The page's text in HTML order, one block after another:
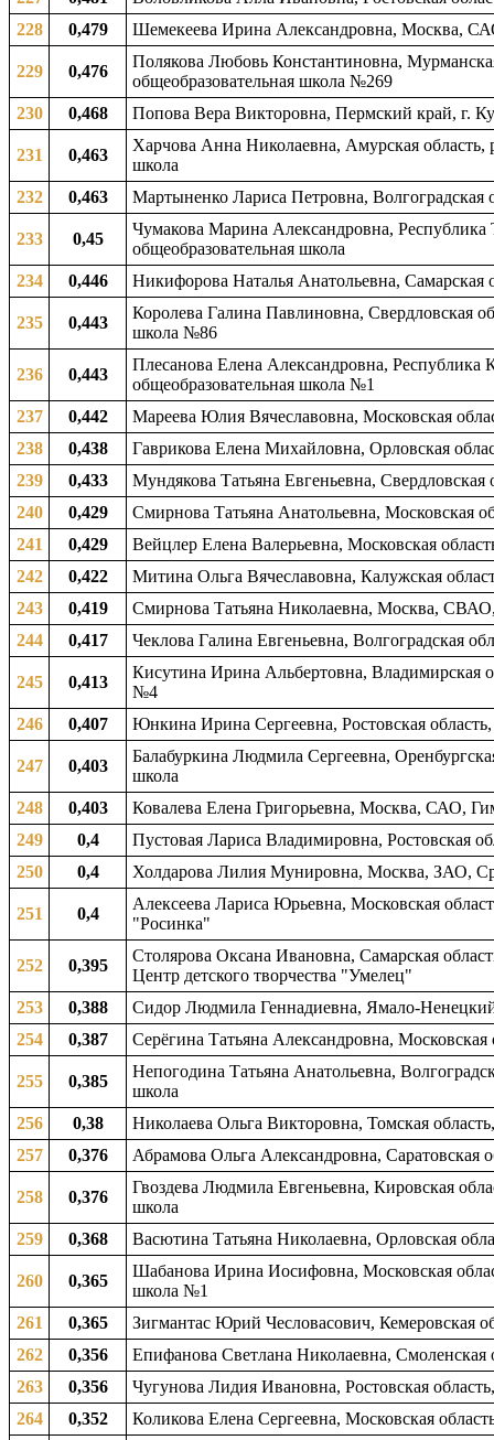
228
0,479 Шемекеева Ирина Александровна, Москва,
229 0,476
Полякова Любовь Константиновна,
общеобразовательная школа №269
230
0,468 Попова Вера Викторовна, Пермский край, г.
231 0,463
Харчова Анна Николаевна, Амурская область,
школа
232
0,463 Мартыненко Лариса Петровна, Волгоградская
233 0,45
Чумакова Марина Александровна,
общеобразовательная школа
234
0,446 Никифорова Наталья Анатольевна, Самарская
235 0,443
Королева Галина Павлиновна, Свердловская
школа №86
236 0,443
Плесанова Елена Александровна, Республика
общеобразовательная школа №1
237
0,442
Мареева Юлия Вячеславовна, Московская
238
0,438
Гаврикова Елена Михайловна, Орловская
239
0,433
Мундякова Татьяна Евгеньевна,
240
0,429
Смирнова Татьяна Анатольевна, Московская
241
0,429
Вейцлер Елена Валерьевна, Московская
242
0,422
Митина Ольга Вячеславовна, Калужская
243
0,419
Смирнова Татьяна Николаевна, Москва,
244
0,417 Чеклова Галина Евгеньевна, Волгоградская
245 0,413
Кисутина Ирина Альбертовна, Владимирская
№4
246
0,407 Юнкина Ирина Сергеевна, Ростовская
247 0,403
Балабуркина Людмила Сергеевна,
школа
248
0,403
Ковалева Елена Григорьевна, Москва, САО,
249
0,4
Пустовая Лариса Владимировна, Ростовская
250
0,4 Холдарова Лилия Мунировна, Москва, ЗАО,
251 0,4
Алексеева Лариса Юрьевна, Московская
"Росинка"
252 0,395
Столярова Оксана Ивановна, Самарская
Центр детского творчества "Умелец"
253
0,388
Сидор Людмила Геннадиевна, Ямало-
254
0,387 Серёгина Татьяна Александровна,
255 0,385
Непогодина Татьяна Анатольевна,
школа
256
0,38
Николаева Ольга Викторовна, Томская
257
0,376 Абрамова Ольга Александровна, Саратовская
258 0,376
Гвоздева Людмила Евгеньевна, Кировская
школа
259
0,368 Васютина Татьяна Николаевна, Орловская
260 0,365
Шабанова Ирина Иосифовна, Московская
школа №1
261
0,365
Зигмантас Юрий Чесловасович, Кемеровская
262
0,356
Епифанова Светлана Николаевна, Смоленская
263
0,356
Чугунова Лидия Ивановна, Ростовская
264
0,352
Коликова Елена Сергеевна, Московская